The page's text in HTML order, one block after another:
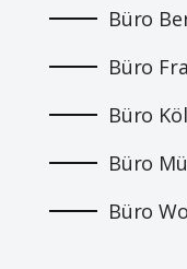
Büro
Büro
Büro
Büro
Büro